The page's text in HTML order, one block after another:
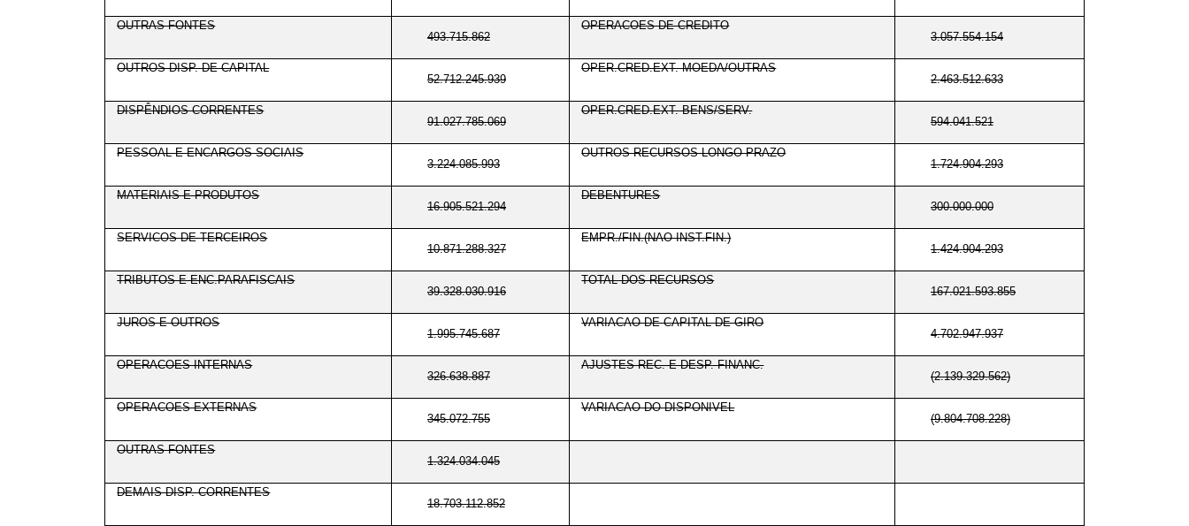
OUTRAS FONTES
493.715.862
OPERACOES DE CREDITO
3.057.554.154
OUTROS DISP. DE CAPITAL
52.712.245.939
OPER.CRED.EXT.-MOEDA/OUTRAS
2.463.512.633
DISPÊNDIOS CORRENTES
91.027.785.069
OPER.CRED.EXT.-BENS/SERV.
594.041.521
PESSOAL E ENCARGOS SOCIAIS
3.224.085.993
OUTROS RECURSOS-LONGO PRAZO
1.724.904.293
MATERIAIS E PRODUTOS
16.905.521.294
DEBENTURES
300.000.000
SERVICOS DE TERCEIROS
10.871.288.327
EMPR./FIN.(NAO INST.FIN.)
1.424.904.293
TRIBUTOS E ENC.PARAFISCAIS
39.328.030.916
TOTAL DOS RECURSOS
167.021.593.855
JUROS E OUTROS
1.995.745.687
VARIACAO DE CAPITAL DE GIRO
4.702.947.937
OPERACOES INTERNAS
326.638.887
AJUSTES REC. E DESP. FINANC.
(2.139.329.562)
OPERACOES EXTERNAS
345.072.755
VARIACAO DO DISPONIVEL
(9.804.708.228)
OUTRAS FONTES
1.324.034.045
DEMAIS DISP. CORRENTES
18.703.112.852